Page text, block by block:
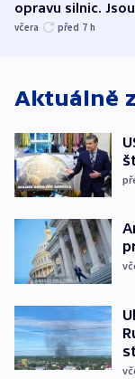
opravu silnic. Jsou
nenárokové,
včera před 7 h
Aktuálně